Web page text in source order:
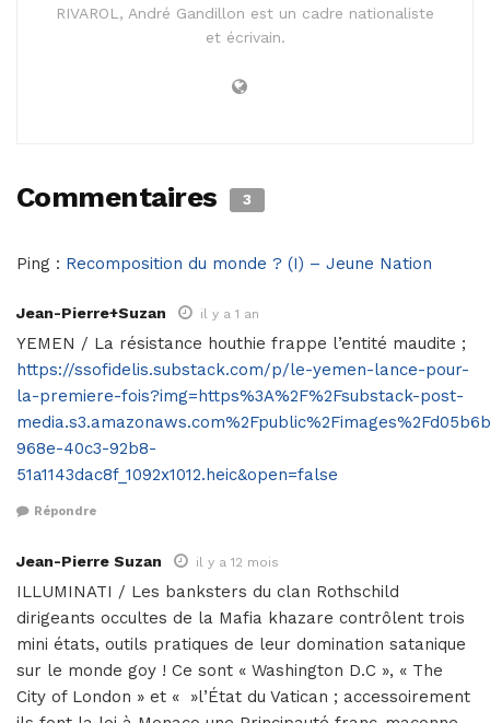
RIVAROL, André Gandillon est un cadre nationaliste
et écrivain.
Commentaires 3
Ping : Recomposition du monde ? (I) – Jeune Nation
Jean-Pierre+Suzan il y a 1 an
YEMEN / La résistance houthie frappe l’entité maudite ;
https://ssofidelis.substack.com/p/le-yemen-lance-pour-
la-premiere-fois?img=https%3A%2F%2Fsubstack-post-
968e-40c3-92b8-
51a1143dac8f_1092x1012.heic&open=false
Répondre
Jean-Pierre Suzan il y a 12 mois
ILLUMINATI / Les banksters du clan Rothschild
dirigeants occultes de la Mafia khazare contrôlent trois
mini états, outils pratiques de leur domination satanique
sur le monde goy ! Ce sont « Washington D.C », « The
City of London » et « »l’État du Vatican ; accessoirement